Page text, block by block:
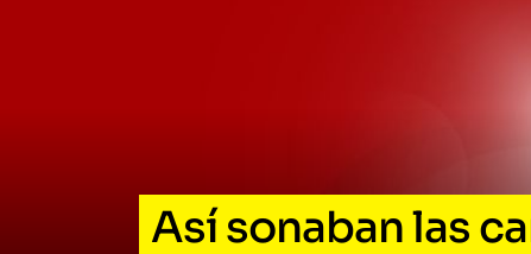
Así sonaban las